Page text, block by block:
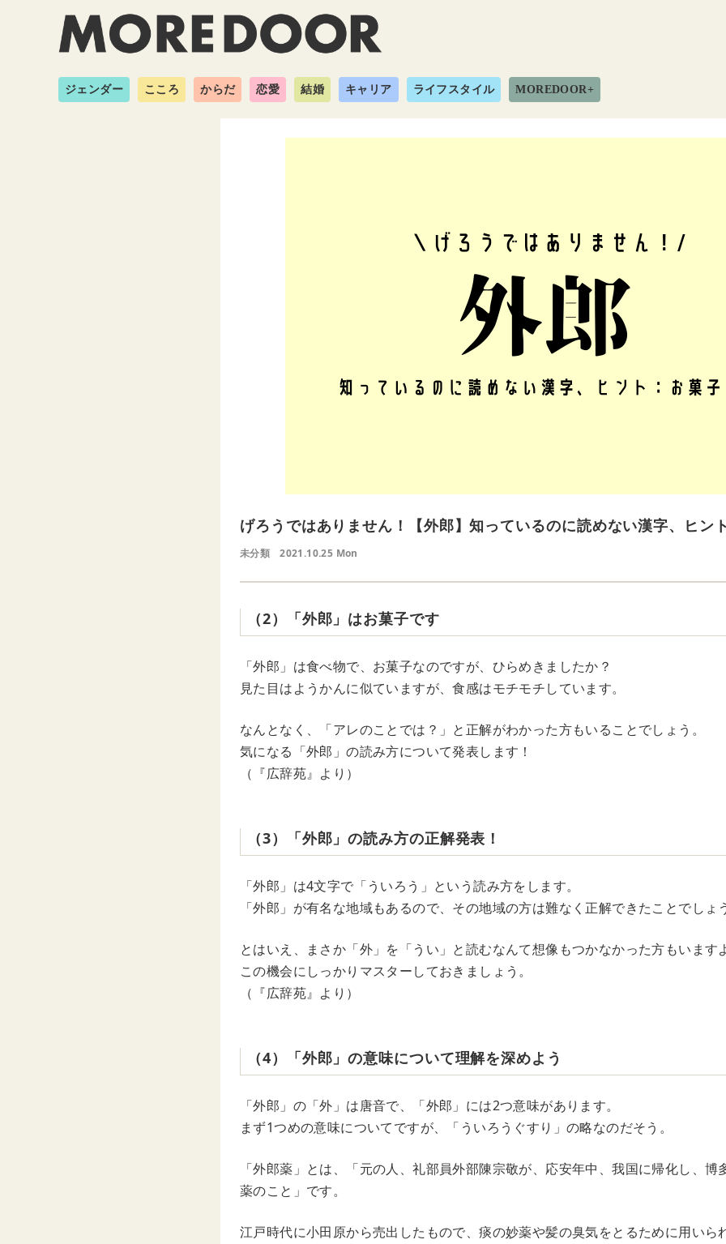
ジェンダー こころ からだ 恋愛 結婚 キャリア ライフスタイル MOREDOOR+
げろうではありません！【外郎】知っているのに読めない漢字、ヒン
未分類 2021.10.25 Mon
（2）「外郎」はお菓子です
「外郎」は食べ物で、お菓子なのですが、ひらめきましたか？
見た目はようかんに似ていますが、食感はモチモチしています。
なんとなく、「アレのことでは？」と正解がわかった方もいることでしょう。
気になる「外郎」の読み方について発表します！
（『広辞苑』より）
（3）「外郎」の読み方の正解発表！
「外郎」は4文字で「ういろう」という読み方をします。
「外郎」が有名な地域もあるので、その地域の方は難なく正解できたことでしょ
とはいえ、まさか「外」を「うい」と読むなんて想像もつかなかった方もいます
この機会にしっかりマスターしておきましょう。
（『広辞苑』より）
（4）「外郎」の意味について理解を深めよう
「外郎」の「外」は唐音で、「外郎」には2つ意味があります。
まず1つめの意味についてですが、「ういろうぐすり」の略なのだそう。
「外郎薬」とは、「元の人、礼部員外部陳宗敬が、応安年中、我国に帰化し、博
薬のこと」です。
江戸時代に小田原から売出したもので、痰の妙薬や髪の臭気をとるために用いら